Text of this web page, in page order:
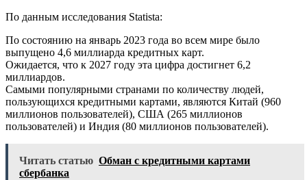
По данным исследования Statista:
По состоянию на январь 2023 года во всем мире было
выпущено 4,6 миллиарда кредитных карт.
Ожидается, что к 2027 году эта цифра достигнет 6,2
миллиардов.
Самыми популярными странами по количеству людей,
пользующихся кредитными картами, являются Китай (960
миллионов пользователей), США (265 миллионов
пользователей) и Индия (80 миллионов пользователей).
Читать статью Обман с кредитными картами
сбербанка